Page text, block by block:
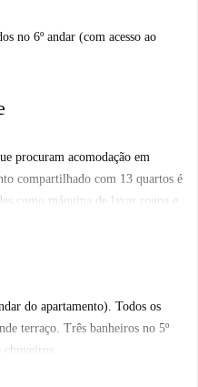
no 6º andar (com acesso ao
procuram acomodação em
compartilhado com 13 quartos é
como máquina de lavar roupa e
Spotahome verificou a
são bem-vindas.
e o Mahnmal Ewige Flamme nas
e uma infinidade de
Kebab, complementam a
do apartamento). Todos os
terraço. Três banheiros no 5º